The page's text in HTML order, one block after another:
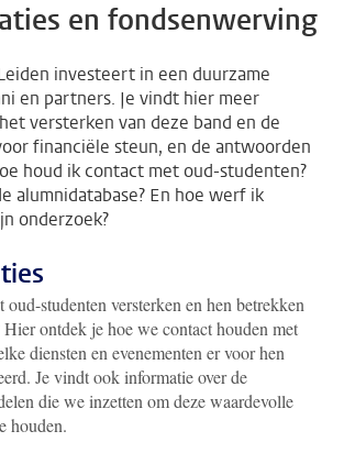
en fondsenwerving
investeert in een duurzame
en partners. Je vindt hier meer
versterken van deze band en de
financiële steun, en de antwoorden
houd ik contact met oud-studenten?
alumnidatabase? En hoe werf ik
onderzoek?
studenten versterken en hen betrekken
ontdek je hoe we contact houden met
diensten en evenementen er voor hen
Je vindt ook informatie over de
die we inzetten om deze waardevolle
houden.